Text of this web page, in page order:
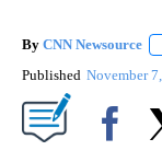
By CNN Newsource
Published November